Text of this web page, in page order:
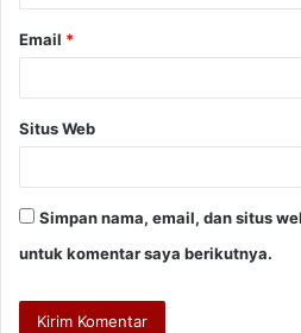
Email *
Situs Web
Simpan nama, email, dan situs
untuk komentar saya berikutnya.